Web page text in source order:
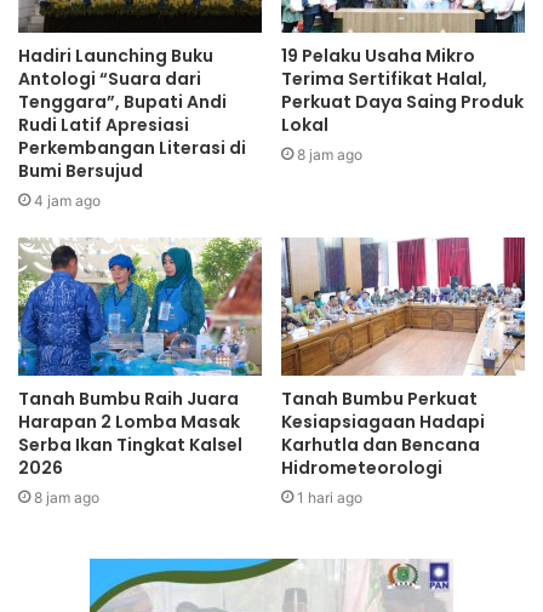
Hadiri Launching Buku
Antologi “Suara dari
Tenggara”, Bupati Andi
Rudi Latif Apresiasi
Perkembangan Literasi di
Bumi Bersujud
4 jam ago
19 Pelaku Usaha Mikro
Terima Sertifikat Halal,
Perkuat Daya Saing Produk
Lokal
8 jam ago
Tanah Bumbu Raih Juara
Harapan 2 Lomba Masak
Serba Ikan Tingkat Kalsel
2026
8 jam ago
Tanah Bumbu Perkuat
Kesiapsiagaan Hadapi
Karhutla dan Bencana
Hidrometeorologi
1 hari ago